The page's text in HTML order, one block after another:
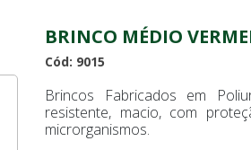
BRINCO MÉDIO
Cód: 9015
Brincos Fabricados em
resistente, macio, com
microrganismos.